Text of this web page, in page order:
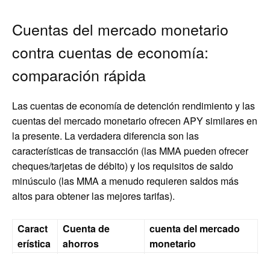
Cuentas del mercado monetario
contra cuentas de economía:
comparación rápida
Las cuentas de economía de detención rendimiento y las
cuentas del mercado monetario ofrecen APY similares en
la presente. La verdadera diferencia son las
características de transacción (las MMA pueden ofrecer
cheques/tarjetas de débito) y los requisitos de saldo
minúsculo (las MMA a menudo requieren saldos más
altos para obtener las mejores tarifas).
Caract
erística
Cuenta de
ahorros
cuenta del mercado
monetario